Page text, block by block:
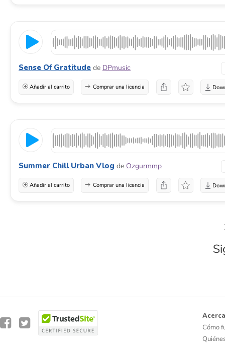
Sense Of Gratitude de DPmusic
Añadir al carrito Comprar una licencia
Summer Chill Urban Vlog de Ozgurmmp
Añadir al carrito Comprar una licencia
Cómo